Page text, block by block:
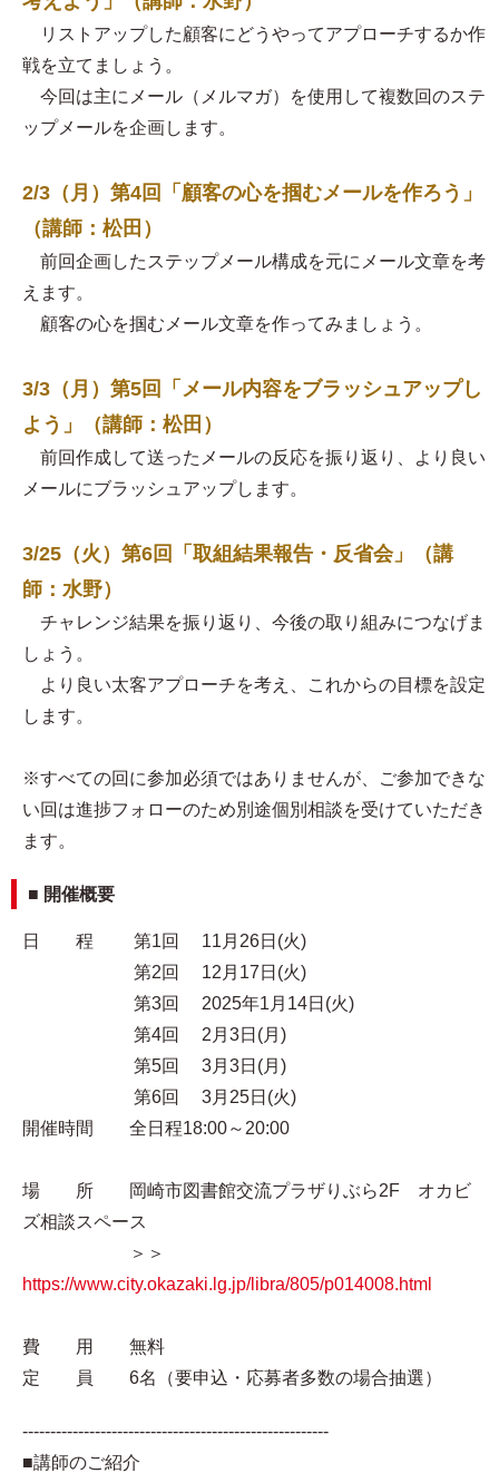
リストアップした顧客にどうやってアプローチするか作
戦を立てましょう。
今回は主にメール（メルマガ）を使用して複数回のステ
ップメールを企画します。
2/3（月）第4回「顧客の心を掴むメールを作ろう」
（講師：松田）
前回企画したステップメール構成を元にメール文章を考
えます。
顧客の心を掴むメール文章を作ってみましょう。
3/3（月）第5回「メール内容をブラッシュアップし
よう」（講師：松田）
前回作成して送ったメールの反応を振り返り、より良い
メールにブラッシュアップします。
3/25（火）第6回「取組結果報告・反省会」（講
師：水野）
チャレンジ結果を振り返り、今後の取り組みにつなげま
しょう。
より良い太客アプローチを考え、これからの目標を設定
します。
※すべての回に参加必須ではありませんが、ご参加できな
い回は進捗フォローのため別途個別相談を受けていただき
ます。
■ 開催概要
日 程 第1回 11月26日(火)
第2回 12月17日(火)
第3回 2025年1月14日(火)
第4回 2月3日(月)
第5回 3月3日(月)
第6回 3月25日(火)
開催時間 全日程18:00～20:00
場 所 岡崎市図書館交流プラザりぶら2F オカビ
ズ相談スペース
＞＞
https://www.city.okazaki.lg.jp/libra/805/p014008.html
費 用 無料
定 員 6名（要申込・応募者多数の場合抽選）
-------------------------------------------------------
■講師のご紹介